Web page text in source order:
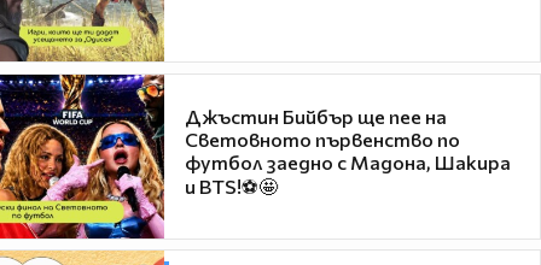
Джъстин Бийбър ще пее на
Световното първенство по
футбол заедно с Мадона, Шакира
и BTS!⚽🤩